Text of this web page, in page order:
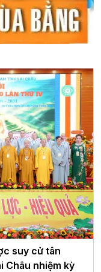
suy cử tân
Châu nhiệm kỳ